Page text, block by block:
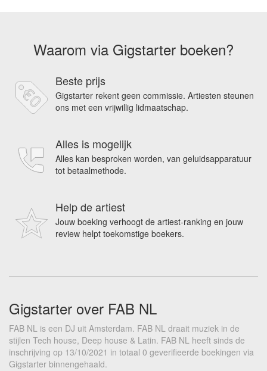
Waarom via Gigstarter boeken?
Beste prijs
Gigstarter rekent geen commissie. Artiesten steunen
ons met een vrijwillig lidmaatschap.
Alles is mogelijk
Alles kan besproken worden, van geluidsapparatuur
tot betaalmethode.
Help de artiest
Jouw boeking verhoogt de artiest-ranking en jouw
review helpt toekomstige boekers.
Gigstarter over FAB NL
FAB NL is een DJ uit Amsterdam. FAB NL draait muziek in de
stijlen Tech house, Deep house & Latin. FAB NL heeft sinds de
inschrijving op 13/10/2021 in totaal 0 geverifieerde boekingen via
Gigstarter binnengehaald.